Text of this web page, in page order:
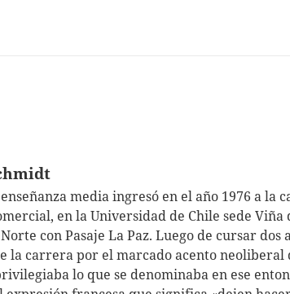
media ingresó en el año 1976 a la
en la Universidad de Chile sede Viña
con Pasaje La Paz. Luego de cursar dos
la carrera por el marcado acento neoliberal
lo que se denominaba en ese